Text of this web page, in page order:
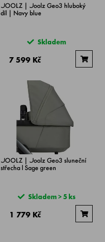
JOOLZ | Joolz Geo3 hluboký
díl | Navy blue
Skladem
7 599 Kč
JOOLZ | Joolz Geo3 sluneční
střecha l Sage green
Skladem > 5 ks
1 779 Kč